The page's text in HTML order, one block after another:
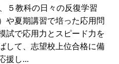
５教科の日々の反復学習
や夏期講習で培った応用問
試で応用力とスピード力を
して、志望校上位合格に備
援し...